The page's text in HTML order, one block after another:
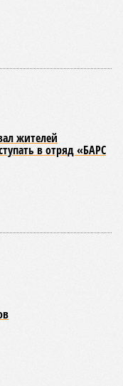
жителей
в отряд «БАРС